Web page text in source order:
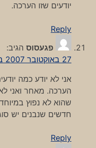
יודעים שזו הערכה.
Reply
פגעסוס הגיב:
27 באוקטובר 2007 בשעה 23:10
אני לא יודע כמה
הערכה. מאחר ואני
שהוא לא נפוץ
חדשים שנבנים יש
Reply